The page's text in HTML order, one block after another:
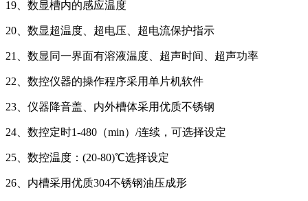
19、数显槽内的感应温度
20、数显超温度、超电压、超电流保护指示
21、数显同一界面有溶液温度、超声时间、超声功率
22、数控仪器的操作程序采用单片机软件
23、仪器降音盖、内外槽体采用优质不锈钢
24、数控定时1-480（min）/连续，可选择设定
25、数控温度：(20-80)℃选择设定
26、内槽采用优质304不锈钢油压成形